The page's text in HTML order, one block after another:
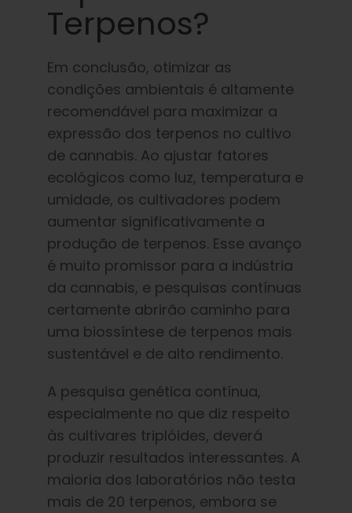
Terpenos?
Em conclusão, otimizar as
condições ambientais é altamente
recomendável para maximizar a
expressão dos terpenos no cultivo
de cannabis. Ao ajustar fatores
ecológicos como luz, temperatura e
umidade, os cultivadores podem
aumentar significativamente a
produção de terpenos. Esse avanço
é muito promissor para a indústria
da cannabis, e pesquisas contínuas
certamente abrirão caminho para
uma biossíntese de terpenos mais
sustentável e de alto rendimento.
A pesquisa genética contínua,
especialmente no que diz respeito
às cultivares triplóides, deverá
produzir resultados interessantes. A
maioria dos laboratórios não testa
mais de 20 terpenos, embora se